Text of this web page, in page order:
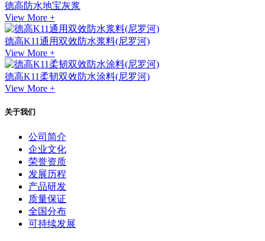
德高防水地宝灰浆
View More +
德高K11通用双效防水浆料(尼罗河)
View More +
德高K11柔韧双效防水涂料(尼罗河)
View More +
关于我们
公司简介
企业文化
荣誉资质
发展历程
产品研发
质量保证
全国分布
可持续发展